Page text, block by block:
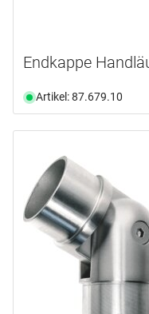
Endkappe
Artikel: 87.679.10